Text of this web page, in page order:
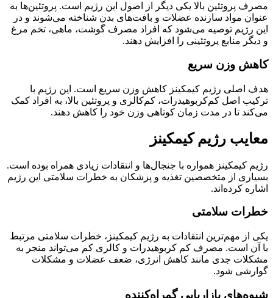
مصرف پروتئین بالا یکی دیگر از اصول این رژیم است. پروتئین‌ها به
عنوان مواد سازنده عضلات و بافت‌های بدن شناخته می‌شوند و در
این رژیم توصیه می‌شود که افراد مصرف گوشت، ماهی، تخم مرغ
و دیگر منابع پروتئینی را افزایش دهند.
کاهش وزن سریع
هدف اصلی رژیم کیمکینز کاهش وزن سریع است. این رژیم با
ترکیب اصل کم‌کربوهیدرات، کم‌کالری و پروتئین بالا، به افراد کمک
می‌کند تا در مدت زمان کوتاهی وزن خود را کاهش دهند.
معایب رژیم کیمکینز
رژیم کیمکینز همواره با جنجال‌ها و انتقادات زیادی همراه بوده است.
بسیاری از متخصصین تغذیه و پزشکان به خطرات سلامتی این رژیم
اشاره کرده‌اند.
خطرات سلامتی
یکی از مهم‌ترین انتقادات به رژیم کیمکینز، خطرات سلامتی مرتبط
با آن است. مصرف کم‌ کربوهیدرات و کالری کم می‌تواند منجر به
مشکلات جدی مانند کاهش انرژی، ضعف عضلات و مشکلات
گوارشی شود.
شیوه‌های بازاریابی گمراه‌کننده